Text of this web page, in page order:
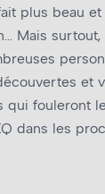
plus beau
Mais surtout,
et
qui fouleront
dans les